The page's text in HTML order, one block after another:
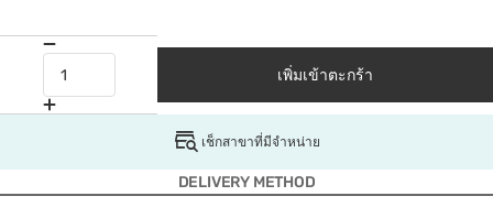
เพิ่มเข้าตะกร้า
เช็กสาขาที่มีจำหน่าย
DELIVERY METHOD